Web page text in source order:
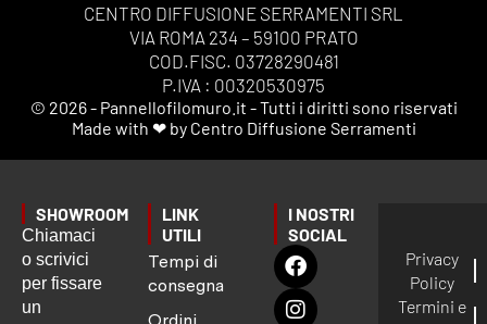
CENTRO DIFFUSIONE SERRAMENTI SRL
VIA ROMA 234 – 59100 PRATO
COD.FISC. 03728290481
P.IVA : 00320530975
© 2026 - Pannellofilomuro.it - Tutti i diritti sono riservati
Made with ❤ by Centro Diffusione Serramenti
SHOWROOM
Chiamaci
o scrivici
per fissare
un
LINK
UTILI
Tempi di
consegna
I NOSTRI
SOCIAL
Privacy
Policy
Termini e